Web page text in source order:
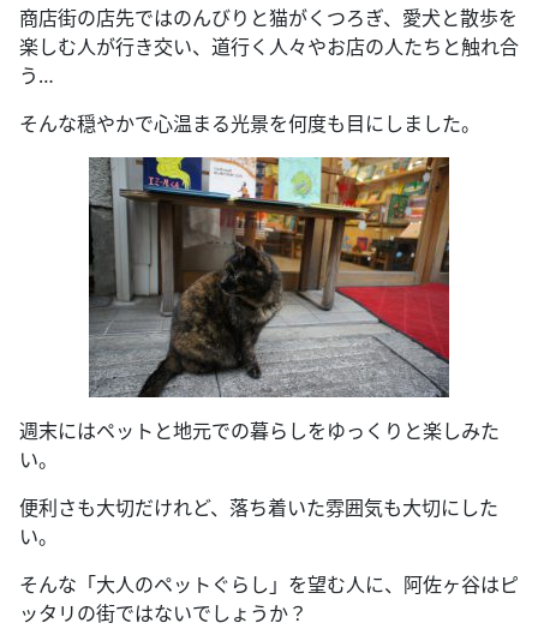
商店街の店先ではのんびりと猫がくつろぎ、愛犬と散歩を
楽しむ人が行き交い、道行く人々やお店の人たちと触れ合
う…
そんな穏やかで心温まる光景を何度も目にしました。
週末にはペットと地元での暮らしをゆっくりと楽しみた
い。
便利さも大切だけれど、落ち着いた雰囲気も大切にした
い。
そんな「大人のペットぐらし」を望む人に、阿佐ヶ谷はピ
ッタリの街ではないでしょうか？